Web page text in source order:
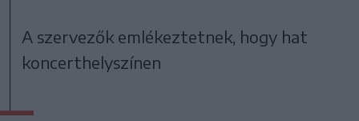
A szervezők emlékeztetnek, hogy hat
koncerthelyszínen